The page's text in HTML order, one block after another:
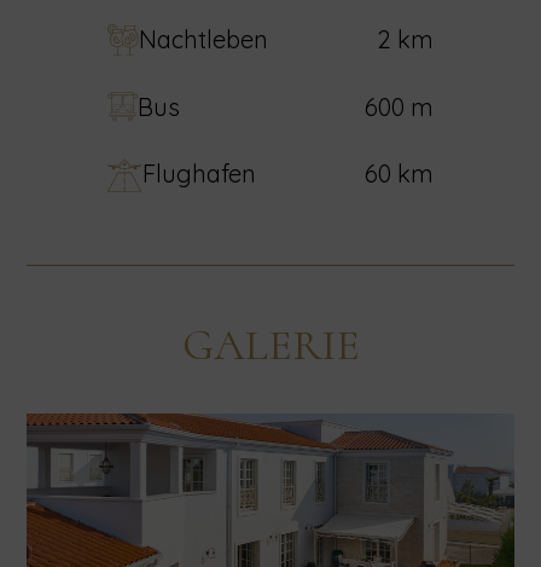
Nachtleben 2 km
Bus 600 m
Flughafen 60 km
GALERIE